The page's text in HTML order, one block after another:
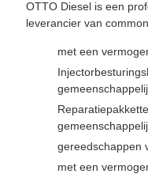
OTTO Diesel is een
leverancier van
met een
gereedschappen
met een